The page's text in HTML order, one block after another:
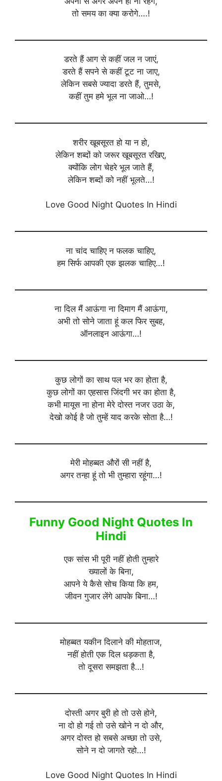
तो समय का क्या करोगे….!
डरते हैं आग से कहीं जल न जाएं,
डरते हैं सपने से कहीं टूट ना जाए,
लेकिन सबसे ज्यादा डरते हैं, तुमसे,
कहीं तुम हमे भूल ना जाओ…!
शरीर खूबसूरत हो या न हो,
लेकिन शब्दों को जरूर खूबसूरत रखिए,
क्योंकि लोग चेहरे भूल जाते हैं,
लेकिन शब्दों को नहीं भूलते…!
Love Good Night Quotes In Hindi
ना चांद चाहिए न फलक चाहिए,
हम सिर्फ आपकी एक झलक चाहिए…!
ना दिल मैं आऊंगा ना दिमाग मैं आऊंगा,
अभी तो सोने जाता हूं कल फिर सुबह,
ऑनलाइन आऊंगा…!
कुछ लोगों का साथ पल भर का होता है,
कुछ लोगों का एहसास जिंदगी भर का होता है,
कभी मायूस ना होना मेरे दोस्त नजर उठा के,
देखो कोई है जो तुम्हें याद करके सोता है…!
मेरी मोहब्बत औरों सी नहीं है,
अगर तन्हा हूं तो भी तुम्हारा रहूंगा…!
Funny Good Night Quotes In
Hindi
एक सांस भी पूरी नहीं होती तुम्हारे
ख्यालों के बिना,
आपने ये कैसे सोच किया कि हम,
जीवन गुजार लेंगे आपके बिना…!
मोहब्बत यकीन दिलाने की मोहताज,
नहीं होती एक दिल धड़कता है,
तो दूसरा समझता है…!
दोस्ती अगर बुरी हो तो उसे होने,
ना दो हो गई तो उसे खोने न दो और,
अगर दोस्त हो सबसे अच्छा तो उसे,
सोने न दो जागते रहो…!
Love Good Night Quotes In Hindi